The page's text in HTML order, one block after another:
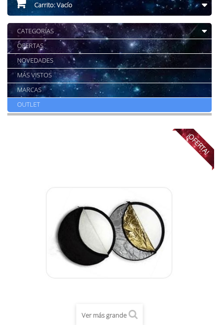
Carrito:Vacío
CATEGORÍAS
OFERTAS
NOVEDADES
MÁS VISTOS
MARCAS
OUTLET
¡OFERTA!
Ver más grande